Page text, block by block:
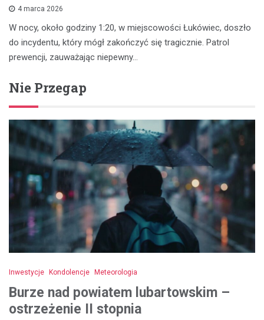
4 marca 2026
W nocy, około godziny 1:20, w miejscowości Łukówiec, doszło
do incydentu, który mógł zakończyć się tragicznie. Patrol
prewencji, zauważając niepewny…
Nie Przegap
Inwestycje Kondolencje Meteorologia
Burze nad powiatem lubartowskim –
ostrzeżenie II stopnia